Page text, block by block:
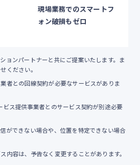
現場業務でのスマートフ
ォン破損もゼロ
ョンパートナーと共にご提案いたします。ま
ください。
者との回線契約が必要なサービスがありま
ビス提供事業者とのサービス契約が別途必要
ができない場合や、位置を特定できない場合
内容は、予告なく変更することがあります。